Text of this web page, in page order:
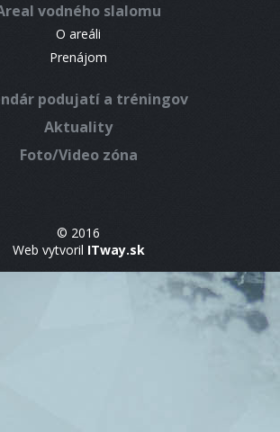
vodného slalomu
O areáli
Prenájom
podujatí a tréningov
Aktuality
Foto/Video zóna
© 2016
Web vytvoril ITway.sk